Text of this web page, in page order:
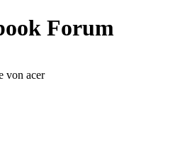
Forum
von acer